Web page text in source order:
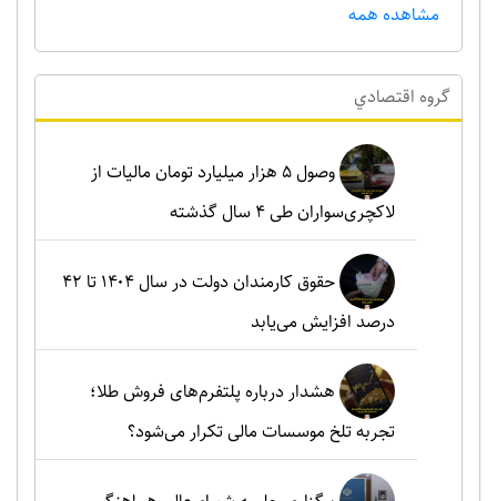
مشاهده همه
گروه اقتصادي
وصول ۵ هزار میلیارد تومان مالیات از
لاکچری‌سواران طی ۴ سال گذشته
حقوق کارمندان دولت در سال ۱۴۰۴ تا ۴۲
درصد افزایش می‌یابد
هشدار درباره پلتفرم‌های فروش طلا؛
تجربه تلخ موسسات مالی تکرار می‌شود؟